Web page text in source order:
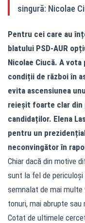
singură: Nicolae
Pentru cei care au
blatului PSD-AUR
Nicolae Ciucă. A
condiții de război în
evita ascensiunea
reieșit foarte clar din
candidaților. Elena
pentru un
neconvingător în
Chiar dacă din motive
sunt la fel de
semnalat de mai
tonuri, mai abrupte sau
Cotat de ultimele